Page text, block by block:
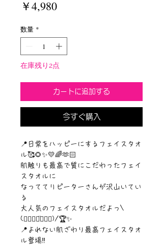
￥4,980価
数量 *
在庫残り2点
カートに追加する
今すぐ購入
📍日常をハッピーにするフェイスタオ
ル🥰🌻✨💛🌈🫶🏻
肌触りも最高で質にこだわったフェイ
スタオルに
なっててリピーターさんが沢山いてい
る
大人気のフェイスタオルだよっ\
(๑⃙⃘◡̈๑⃙⃘)/🏆✨
📍よれない肌ざわり最高フェイスタオ
ル登場‼️